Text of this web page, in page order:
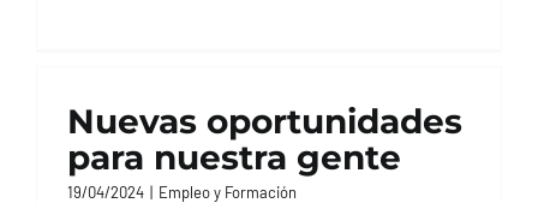
Nuevas oportunidades
para nuestra gente
19/04/2024 | Empleo y Formación